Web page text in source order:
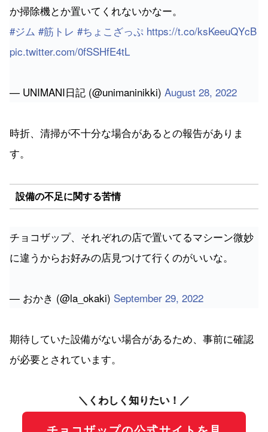
か掃除機とか置いてくれないかなー。
#ジム #筋トレ #ちょこざっぷ https://t.co/ksKeeuQYcB
pic.twitter.com/0fSSHfE4tL
— UNIMANI日記 (@unimaninikki) August 28, 2022
時折、清掃が不十分な場合があるとの報告がありま
す。
設備の不足に関する苦情
チョコザップ、それぞれの店で置いてるマシーン微妙
に違うからお好みの店見つけて行くのがいいな。
— おかき (@la_okaki) September 29, 2022
期待していた設備がない場合があるため、事前に確認
が必要とされています。
＼くわしく知りたい！／